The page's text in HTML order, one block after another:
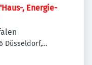
, Energie-
Düsseldorf,